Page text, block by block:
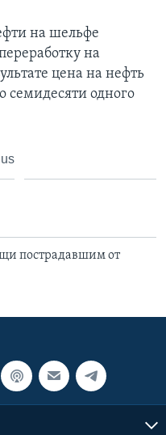
на шельфе
на
цена на нефть
семидесяти одного
пострадавшим от